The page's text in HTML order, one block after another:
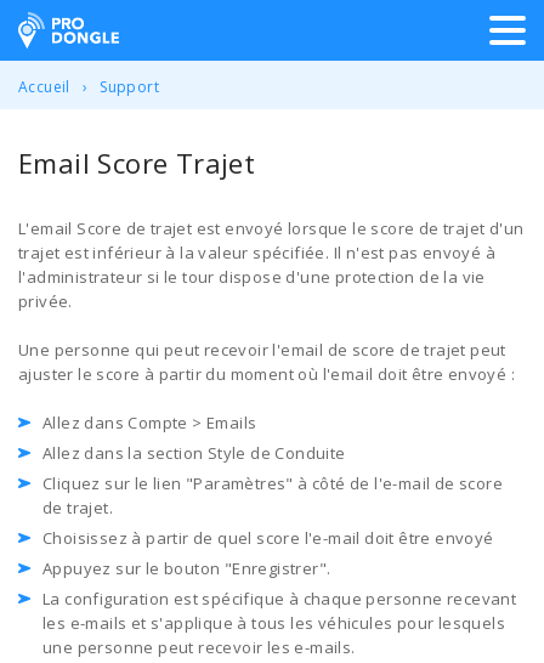
ProDongle Géolocalisation
Accueil Support
Email Score Trajet
L'email Score de trajet est envoyé lorsque le score de trajet d'un
trajet est inférieur à la valeur spécifiée. Il n'est pas envoyé à
l'administrateur si le tour dispose d'une protection de la vie
privée.
Une personne qui peut recevoir l'email de score de trajet peut
ajuster le score à partir du moment où l'email doit être envoyé :
Allez dans Compte > Emails
Allez dans la section Style de Conduite
Cliquez sur le lien "Paramètres" à côté de l'e-mail de score
de trajet.
Choisissez à partir de quel score l'e-mail doit être envoyé
Appuyez sur le bouton "Enregistrer".
La configuration est spécifique à chaque personne recevant
les e-mails et s'applique à tous les véhicules pour lesquels
une personne peut recevoir les e-mails.